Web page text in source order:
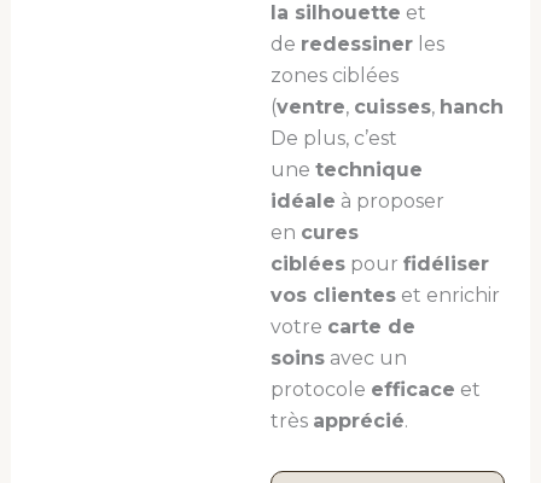
la silhouette et
de redessiner les
zones ciblées
(ventre, cuisses, hanches
De plus, c’est
une technique
idéale à proposer
en cures
ciblées pour fidéliser
vos clientes et enrichir
votre carte de
soins avec un
protocole efficace et
très apprécié.